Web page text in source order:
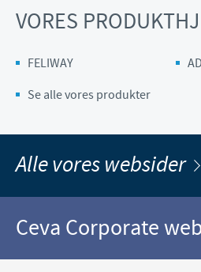
VORES
FELIWAY
Se alle vores produkter
Alle vores websider
Ceva Corporate